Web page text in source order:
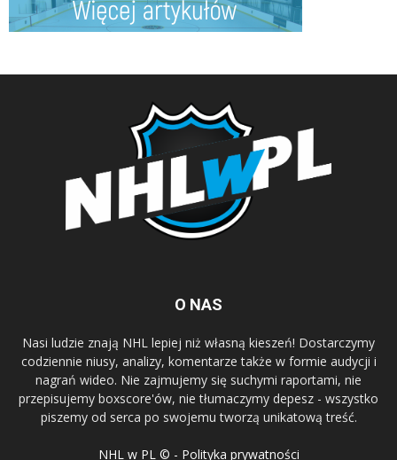
O NAS
Nasi ludzie znają NHL lepiej niż własną kieszeń! Dostarczymy
codziennie niusy, analizy, komentarze także w formie audycji i
nagrań wideo. Nie zajmujemy się suchymi raportami, nie
przepisujemy boxscore'ów, nie tłumaczymy depesz - wszystko
piszemy od serca po swojemu tworzą unikatową treść.
NHL w PL © - Polityka prywatności